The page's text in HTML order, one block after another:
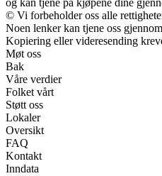
og kan tjene på kjøpene dine
© Vi forbeholder oss alle
Noen lenker kan tjene oss
Kopiering eller videresending
Møt oss
Bak
Våre verdier
Folket vårt
Støtt oss
Lokaler
Oversikt
FAQ
Kontakt
Inndata